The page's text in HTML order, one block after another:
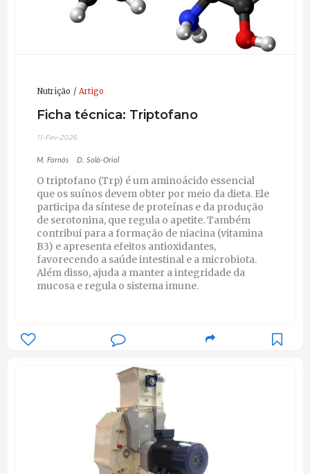
Nutrição Artigo
Ficha técnica: Triptofano
11-Fev-2026
M. Fornós D. Solà-Oriol
O triptofano (Trp) é um aminoácido essencial
que os suínos devem obter por meio da dieta. Ele
participa da síntese de proteínas e da produção
de serotonina, que regula o apetite. Também
contribui para a formação de niacina (vitamina
B3) e apresenta efeitos antioxidantes,
favorecendo a saúde intestinal e a microbiota.
Além disso, ajuda a manter a integridade da
mucosa e regula o sistema imune.